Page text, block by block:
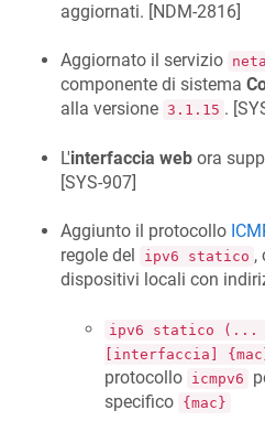
aggiornati. [NDM-2816]
Aggiornato il servizio
componente di sistema
alla versione 3.1.15 . [
L'interfaccia web ora
[SYS-907]
Aggiunto il protocollo
regole del
ipv6 statico ,
dispositivi locali con
ipv6 statico (...
[interfaccia]
protocollo icmpv6
specifico {mac}